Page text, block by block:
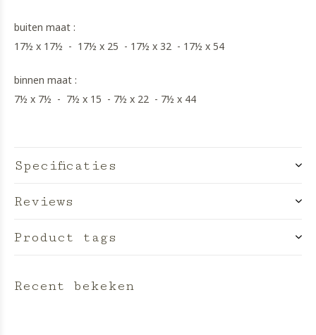
buiten maat :
17½ x 17½ - 17½ x 25 - 17½ x 32 - 17½ x 54
binnen maat :
7½ x 7½ - 7½ x 15 - 7½ x 22 - 7½ x 44
Specificaties
Reviews
Product tags
Recent bekeken